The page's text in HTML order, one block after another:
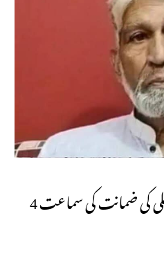
سنبھل مسجد کے سربراہ ظفر علی کی ضمانت کی سماعت 4